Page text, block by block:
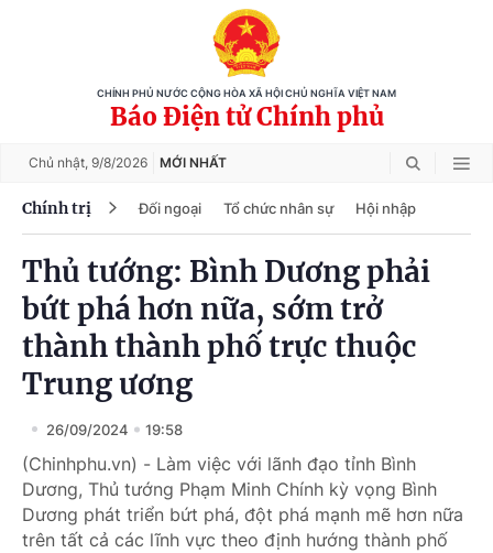
CHÍNH PHỦ NƯỚC CỘNG HÒA XÃ HỘI CHỦ NGHĨA VIỆT NAM
Báo Điện tử Chính phủ
Chủ nhật, 9/8/2026 MỚI NHẤT
Chính trị Đối ngoại Tổ chức nhân sự Hội nhập
Thủ tướng: Bình Dương phải
bứt phá hơn nữa, sớm trở
thành thành phố trực thuộc
Trung ương
26/09/2024 19:58
(Chinhphu.vn) - Làm việc với lãnh đạo tỉnh Bình
Dương, Thủ tướng Phạm Minh Chính kỳ vọng Bình
Dương phát triển bứt phá, đột phá mạnh mẽ hơn nữa
trên tất cả các lĩnh vực theo định hướng thành phố